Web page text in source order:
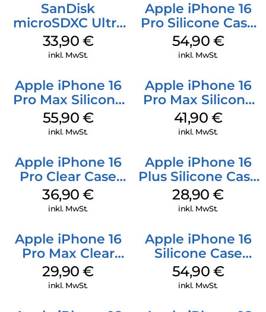
SanDisk
microSDXC Ultra
128 GB + Adapter
Mobile
33,90 €
inkl. MwSt.
Apple iPhone 16
Pro Silicone Case
MagSafe Black
54,90 €
inkl. MwSt.
Apple iPhone 16
Pro Max Silicone
Case MagSafe
Stone Gray
55,90 €
inkl. MwSt.
Apple iPhone 16
Pro Max Silicone
Case MagSafe
Ultramarine
41,90 €
inkl. MwSt.
Apple iPhone 16
Pro Clear Case
MagSafe
Transparent
36,90€
inkl. MwSt.
Apple iPhone 16
Plus Silicone Case
MagSafe Black
28,90€
inkl. MwSt.
Apple iPhone 16
Pro Max Clear
Case MagSafe
Transparent
29,90€
inkl. MwSt.
Apple iPhone 16
Silicone Case
MagSafe Black
54,90 €
inkl. MwSt.